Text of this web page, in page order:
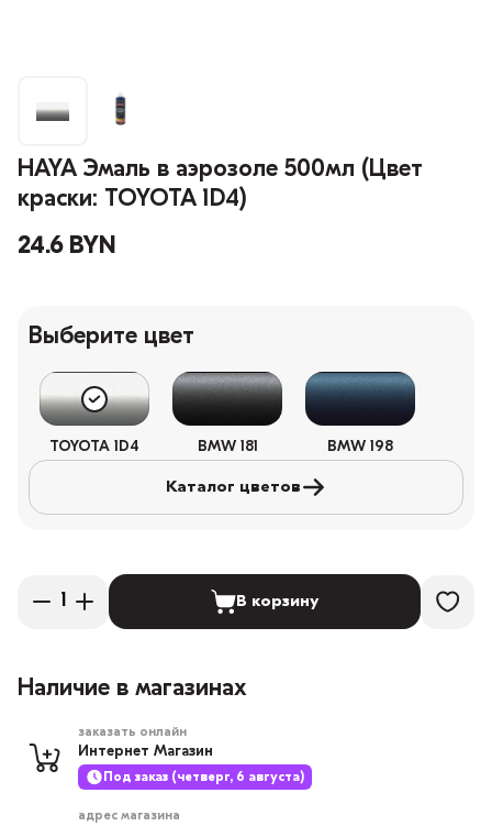
HAYA Эмаль в аэрозоле 500мл (Цвет
краски: TOYOTA 1D4)
24.6 BYN
Выберите цвет
TOYOTA 1D4 BMW 181 BMW 198
Каталог цветов
В корзину
Наличие в магазинах
заказать онлайн
Интернет Магазин
Под заказ (четверг, 6 августа)
адрес магазина